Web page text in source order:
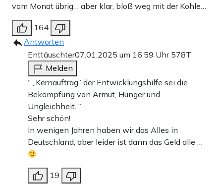
vom Monat übrig… aber klar, bloß weg mit der Kohle…
164
Antworten
Enttäuschter07.01.2025 um 16:59 Uhr 578T
Melden
“ „Kernauftrag” der Entwicklungshilfe sei die
Bekämpfung von Armut, Hunger und
Ungleichheit. “
Sehr schön!
In wenigen Jahren haben wir das Alles in
Deutschland, aber leider ist dann das Geld alle …
19